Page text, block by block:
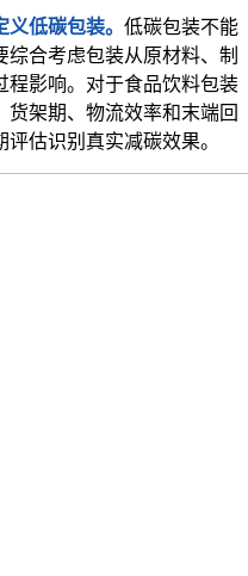
低碳包装。 低碳包装不能
合考虑包装从原材料、制
程影响。对于食品饮料包装
架期、物流效率和末端回
估识别真实减碳效果。